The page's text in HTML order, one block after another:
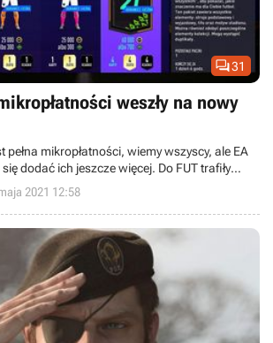
31
weszły na nowy
pełna mikropłatności, wiemy wszyscy, ale EA
dodać ich jeszcze więcej. Do FUT trafiły
kosmetyczne.
2021 12:58